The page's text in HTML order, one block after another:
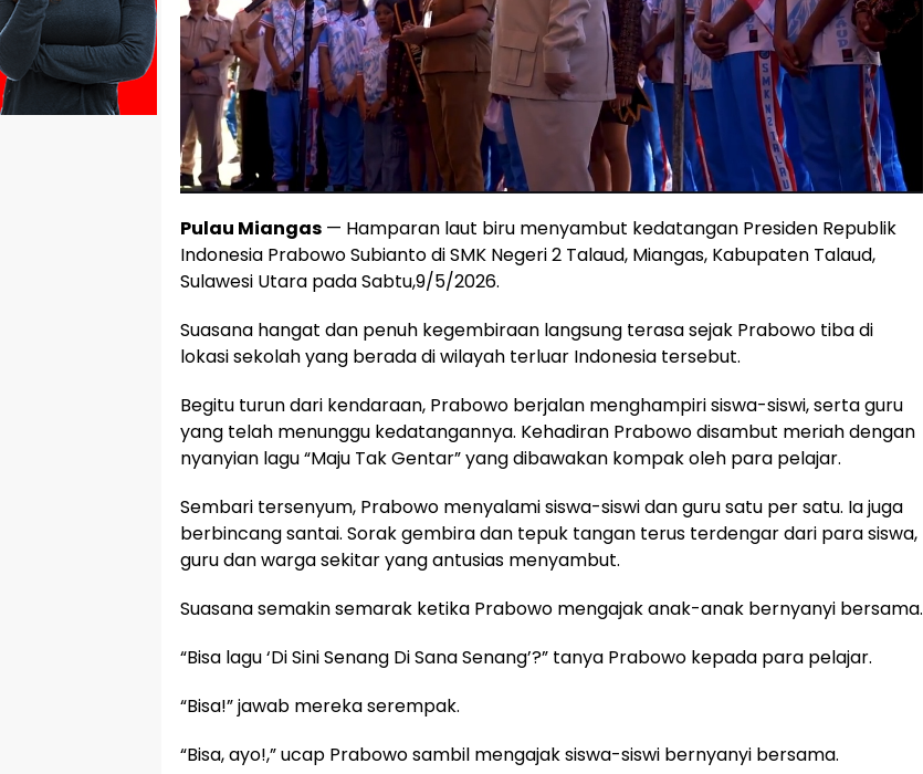
Pulau Miangas — Hamparan laut biru menyambut kedatangan Presiden Republik
Indonesia Prabowo Subianto di SMK Negeri 2 Talaud, Miangas, Kabupaten Talaud,
Sulawesi Utara pada Sabtu,9/5/2026.
Suasana hangat dan penuh kegembiraan langsung terasa sejak Prabowo tiba di
lokasi sekolah yang berada di wilayah terluar Indonesia tersebut.
Begitu turun dari kendaraan, Prabowo berjalan menghampiri siswa-siswi, serta guru
yang telah menunggu kedatangannya. Kehadiran Prabowo disambut meriah dengan
nyanyian lagu “Maju Tak Gentar” yang dibawakan kompak oleh para pelajar.
Sembari tersenyum, Prabowo menyalami siswa-siswi dan guru satu per satu. Ia juga
berbincang santai. Sorak gembira dan tepuk tangan terus terdengar dari para siswa,
guru dan warga sekitar yang antusias menyambut.
Suasana semakin semarak ketika Prabowo mengajak anak-anak bernyanyi bersama.
“Bisa lagu ‘Di Sini Senang Di Sana Senang’?” tanya Prabowo kepada para pelajar.
“Bisa!” jawab mereka serempak.
“Bisa, ayo!,” ucap Prabowo sambil mengajak siswa-siswi bernyanyi bersama.